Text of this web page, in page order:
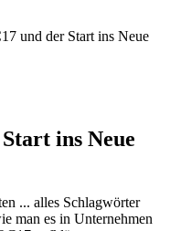
und der Start ins Neue
ins Neue
... alles Schlagwörter
man es in Unternehmen